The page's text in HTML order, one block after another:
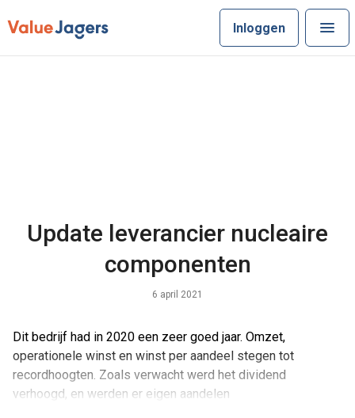
Inloggen
Update leverancier nucleaire
componenten
6 april 2021
Dit bedrijf had in 2020 een zeer goed jaar. Omzet,
operationele winst en winst per aandeel stegen tot
recordhoogten. Zoals verwacht werd het dividend
verhoogd, en werden er eigen aandelen